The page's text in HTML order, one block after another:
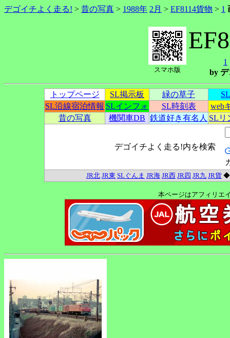
デゴイチよく走る! > 昔の写真 > 1988年 2月 > EF8114貨物 > 1
スマホ版
1
by
トップページ SL掲示板 緑の草子
SL沿線宿泊情報 SLインフォ SL時刻表
web
昔の写真
機関車DB 鉄道好き有名人 SLリ
デゴイチよく走る!内を検索
JR北 JR東 SLぐんま JR海 JR西 JR四 JR九 JR貨
本ページはアフィリエ